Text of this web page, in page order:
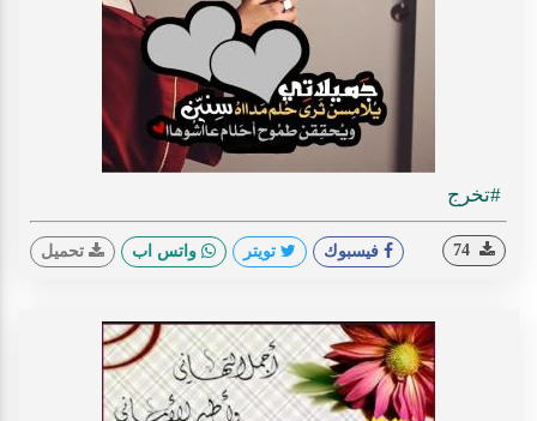
#تخرج
فيسبوك تويتر واتس اب تحميل